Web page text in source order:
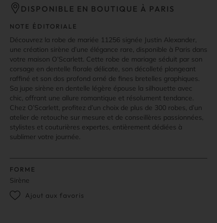
DISPONIBLE EN BOUTIQUE À PARIS
NOTE ÉDITORIALE
Découvrez la robe de mariée 11256 signée Justin Alexander,
une création sirène d’une élégance rare, disponible à Paris dans
votre maison O’Scarlett. Cette robe de mariage séduit par son
corsage en dentelle florale délicate, son décolleté plongeant
raffiné et son dos profond orné de fines bretelles graphiques.
Sa jupe sirène en dentelle légère épouse la silhouette avec
chic, offrant une allure romantique et résolument tendance.
Chez O’Scarlett, profitez d’un choix de plus de 300 robes, d’un
atelier de retouche sur mesure et de conseillères passionnées,
stylistes et couturières expertes, entièrement dédiées à
sublimer votre journée.
FORME
Sirène
Ajout aux favoris